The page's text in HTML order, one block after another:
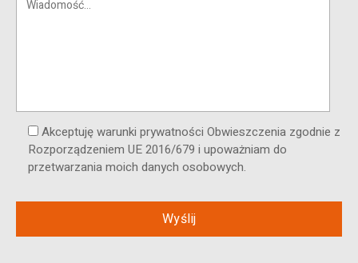
Akceptuję warunki prywatności Obwieszczenia zgodnie z
Rozporządzeniem UE 2016/679 i upoważniam do
przetwarzania moich danych osobowych.